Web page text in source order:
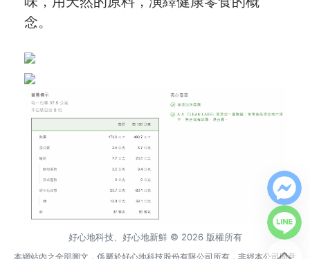
念。
好心地科技、好心地新鮮 © 2026 版權所有
本網站內之全部圖文，係屬於好心地科技股份有限公司所有，非經本公司同意